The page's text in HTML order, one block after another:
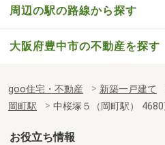
周辺の駅の路線から探す
大阪府豊中市の不動産を探す
goo住宅・不動産 新築一戸建て
岡町駅
中桜塚５（岡町駅）
お役立ち情報